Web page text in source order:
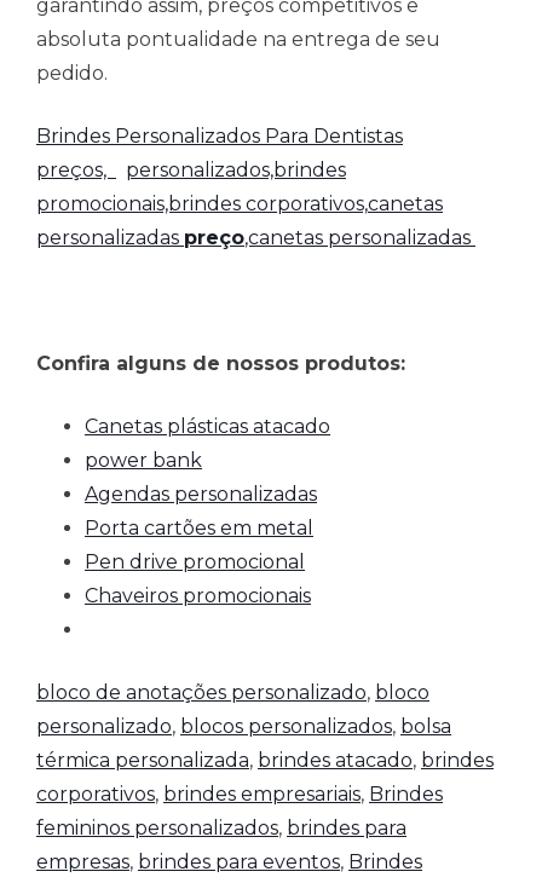
garantindo assim, preços competitivos e
absoluta pontualidade na entrega de seu
pedido.
Brindes Personalizados Para Dentistas
preços,
personalizados,brindes
promocionais,brindes corporativos,canetas
personalizadas preço,canetas personalizadas
Confira alguns de nossos produtos:
Canetas plásticas atacado
power bank
Agendas personalizadas
Porta cartões em metal
Pen drive promocional
Chaveiros promocionais
bloco de anotações personalizado, bloco
personalizado, blocos personalizados, bolsa
térmica personalizada, brindes atacado, brindes
corporativos, brindes empresariais, Brindes
femininos personalizados, brindes para
empresas, brindes para eventos, Brindes